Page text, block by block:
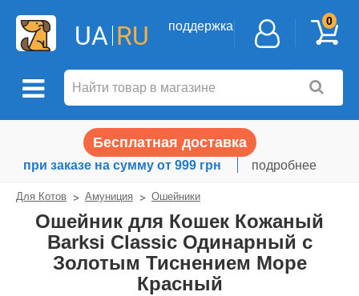
UA RU поддержка 0
Бесплатная доставка
при заказе на сумму от 999 грн подробнее
Для Котов Амуниция Ошейники
Ошейник для Кошек Кожаный
Barksi Classic Одинарный с
Золотым Тиснением Море
Красный